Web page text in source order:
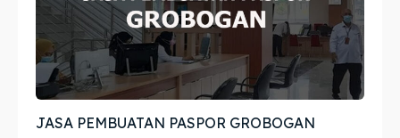
Apostille
Penerjemah
Asuransi
Apostille
Penerjemah
Asuransi
JASA PEMBUATAN PASPOR GROBOGAN